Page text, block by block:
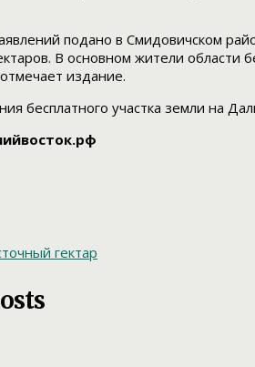
подано в Смидовичском
В основном жители области
издание.
бесплатного участка земли на
гектар